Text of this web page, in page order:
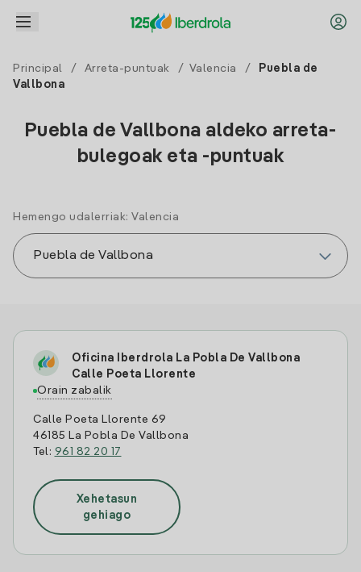
Principal / Arreta-puntuak / Valencia /
Puebla de
Vallbona
Puebla de Vallbona aldeko arreta-
bulegoak eta -puntuak
Hemengo udalerriak: Valencia
Oficina Iberdrola La Pobla De Vallbona
Calle Poeta Llorente
Orain zabalik
Calle Poeta Llorente 69
46185 La Pobla De Vallbona
Tel: 961 82 20 17
Xehetasun
gehiago